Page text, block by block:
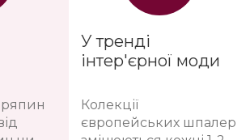
У тренді
інтер'єрної моди
Колекції
європейських шпалер